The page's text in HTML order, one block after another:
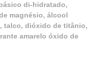
di-hidratado,
magnésio, álcool
talco, dióxido de titânio,
amarelo óxido de